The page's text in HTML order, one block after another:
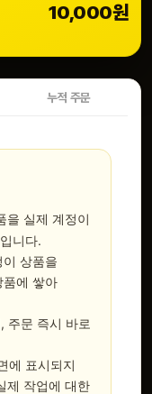
10,000원
누적 주문
을 실제 계정이
니다.
상품을
품에 쌓아
주문 즉시 바로
에 표시되지
제 작업에 대한